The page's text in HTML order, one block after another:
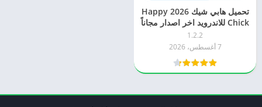
تحميل هابي شيك 2026 Happy
Chick للاندرويد اخر اصدار مجاناً
1.2.2
7 أغسطس، 2026